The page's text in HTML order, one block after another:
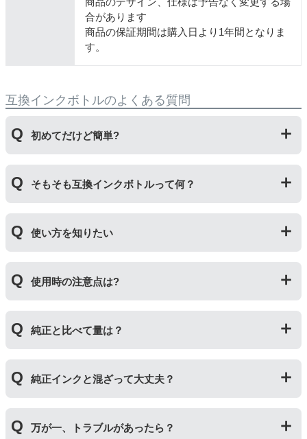
合があります
商品の保証期間は購入日より1年間となりま
す。
互換インクボトルのよくある質問
初めてだけど簡単?
をしているフィルムを直接カッターで切り、穴を開ける
工程があります。そのため純正品よりひと手間かかりま
そもそも互換インクボトルって何？
いる互換品です。サードパーティ製や社外品などとも言
われます。開発コストが低いため純正品よりも安価でご
使い方を知りたい
互換ボトルのフタを外す③封されているフィルムを切っ
て穴を開ける④フタを取り付けてプリンターに補充する
使用時の注意点は?
ていますが、互換品にはありません。プリンターにイン
クを補充する際は入れ間違いに十分ご注意ください。
純正と比べて量は？
【GI-390】
純正品：ブラック135ml/カラー各70ml
純正インクと混ざって大丈夫？
ません。純正インクは高品質なので、互換インクを入れ
万が一、トラブルがあったら？